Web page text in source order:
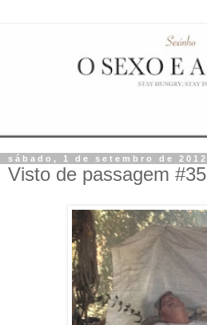
sábado, 1 de setembro de 2012
Visto de passagem #35